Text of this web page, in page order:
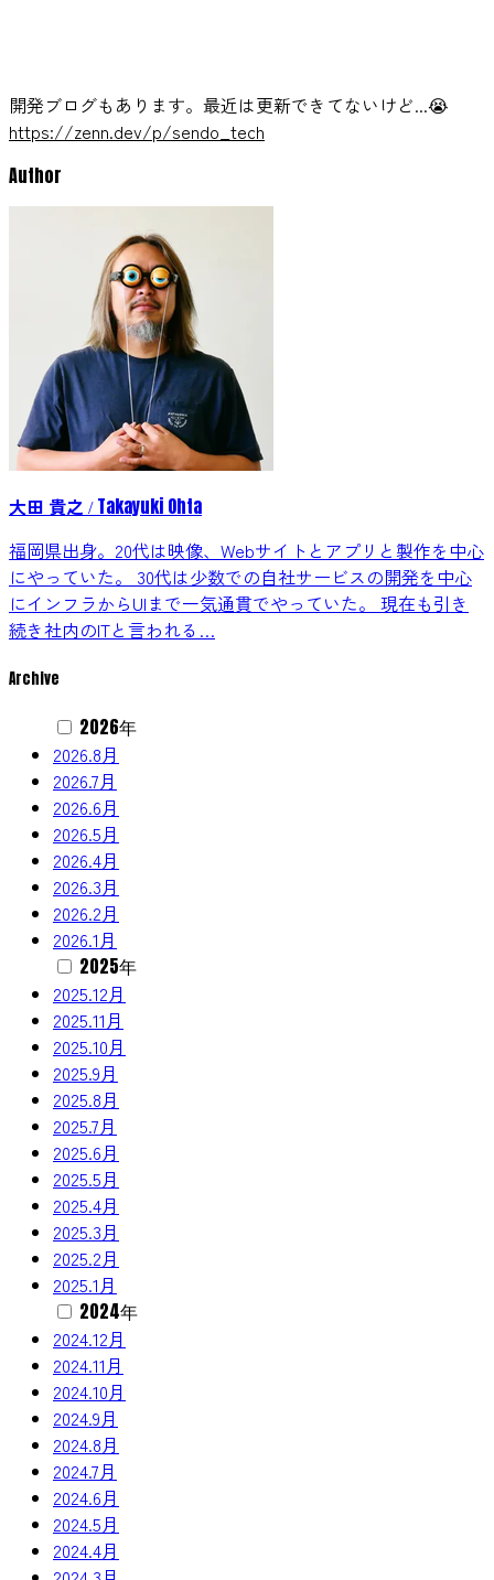
開発ブログもあります。最近は更新できてないけど...😭
https://zenn.dev/p/sendo_tech
Author
大田 貴之 / Takayuki Ohta
福岡県出身。20代は映像、Webサイトとアプリと製作を中心
にやっていた。 30代は少数での自社サービスの開発を中心
にインフラからUIまで一気通貫でやっていた。 現在も引き
続き社内のITと言われる…
Archive
2026年
2026.8月
2026.7月
2026.6月
2026.5月
2026.4月
2026.3月
2026.2月
2026.1月
2025年
2025.12月
2025.11月
2025.10月
2025.9月
2025.8月
2025.7月
2025.6月
2025.5月
2025.4月
2025.3月
2025.2月
2025.1月
2024年
2024.12月
2024.11月
2024.10月
2024.9月
2024.8月
2024.7月
2024.6月
2024.5月
2024.4月